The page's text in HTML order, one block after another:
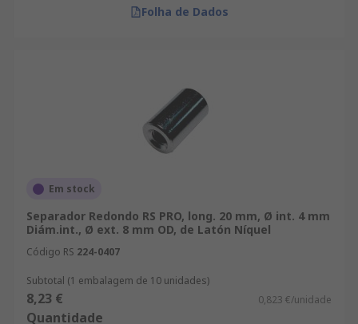
Folha de Dados
Em stock
Separador Redondo RS PRO, long. 20 mm, Ø int. 4 mm
Diám.int., Ø ext. 8 mm OD, de Latón Níquel
Código RS 224-0407
Subtotal (1 embalagem de 10 unidades)
8,23 € 0,823 €/unidade
Quantidade